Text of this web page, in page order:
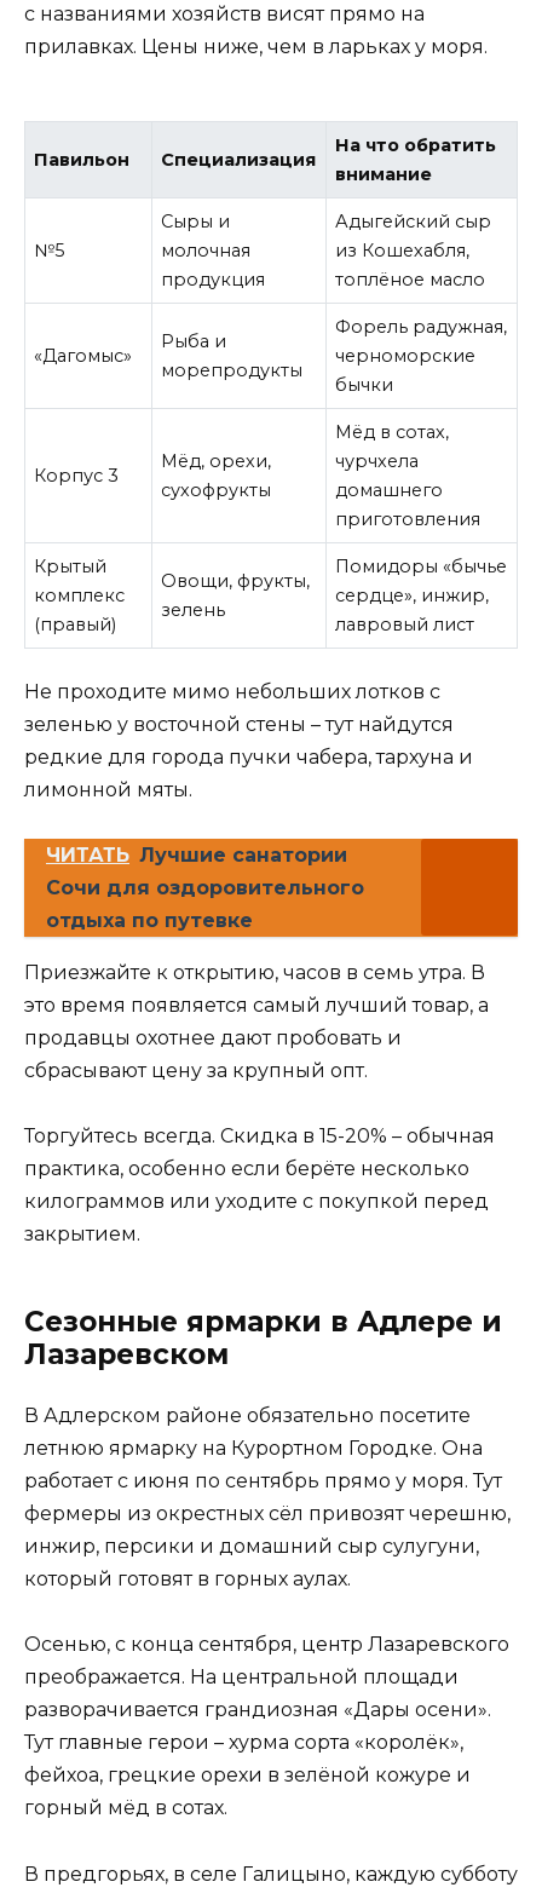
с названиями хозяйств висят прямо на
прилавках. Цены ниже, чем в ларьках у моря.
Павильон Специализация
На что обратить
внимание
№5
Сыры и
молочная
продукция
Адыгейский сыр
из Кошехабля,
топлёное масло
«Дагомыс»
Рыба и
морепродукты
Форель радужная,
черноморские
бычки
Корпус 3
Мёд, орехи,
сухофрукты
Мёд в сотах,
чурчхела
домашнего
приготовления
Крытый
комплекс
(правый)
Овощи, фрукты,
зелень
Помидоры «бычье
сердце», инжир,
лавровый лист
Не проходите мимо небольших лотков с
зеленью у восточной стены – тут найдутся
редкие для города пучки чабера, тархуна и
лимонной мяты.
ЧИТАТЬ Лучшие санатории
Сочи для оздоровительного
отдыха по путевке
Приезжайте к открытию, часов в семь утра. В
это время появляется самый лучший товар, а
продавцы охотнее дают пробовать и
сбрасывают цену за крупный опт.
Торгуйтесь всегда. Скидка в 15-20% – обычная
практика, особенно если берёте несколько
килограммов или уходите с покупкой перед
закрытием.
Сезонные ярмарки в Адлере и
Лазаревском
В Адлерском районе обязательно посетите
летнюю ярмарку на Курортном Городке. Она
работает с июня по сентябрь прямо у моря. Тут
фермеры из окрестных сёл привозят черешню,
инжир, персики и домашний сыр сулугуни,
который готовят в горных аулах.
Осенью, с конца сентября, центр Лазаревского
преображается. На центральной площади
разворачивается грандиозная «Дары осени».
Тут главные герои – хурма сорта «королёк»,
фейхоа, грецкие орехи в зелёной кожуре и
горный мёд в сотах.
В предгорьях, в селе Галицыно, каждую субботу